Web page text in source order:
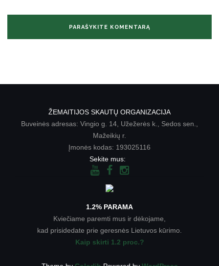
ŽEMAITIJOS SKAUTŲ ORGANIZACIJA
Buveinės adresas: Vingio g. 14, Užežerės k., Sedos sen.,
Mažeikių r.
Įmonės kodas: 193025116
Sekite mus:
1.2% PARAMA
Kviečiame paremti mus ir dėkojame,
kad prisidedate prie geresnės Lietuvos kūrimo.
Kaip skirti 1.2 proc.?